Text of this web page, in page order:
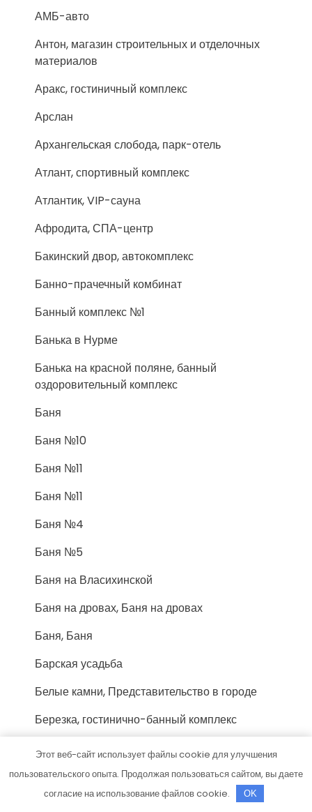
АМБ-авто
Антон, магазин строительных и отделочных
материалов
Аракс, гостиничный комплекс
Арслан
Архангельская слобода, парк-отель
Атлант, спортивный комплекс
Атлантик, VIP-сауна
Афродита, СПА-центр
Бакинский двор, автокомплекс
Банно-прачечный комбинат
Банный комплекс №1
Банька в Нурме
Банька на красной поляне, банный
оздоровительный комплекс
Баня
Баня №10
Баня №11
Баня №11
Баня №4
Баня №5
Баня на Власихинской
Баня на дровах, Баня на дровах
Баня, Баня
Барская усадьба
Белые камни, Представительство в городе
Березка, гостинично-банный комплекс
Большая медведица
Бухта изобилия, сауна
Велес, ресторанно-гостиничный комплекс
Этот веб-сайт использует файлы cookie для улучшения
пользовательского опыта. Продолжая пользоваться сайтом, вы даете
согласие на использование файлов cookie.
OK